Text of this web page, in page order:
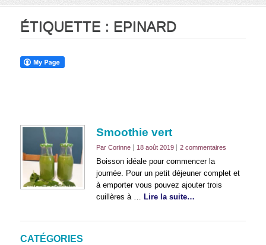
ÉTIQUETTE : EPINARD
Smoothie vert
Par Corinne 18 août 2019 2 commentaires
Boisson idéale pour commencer la
journée. Pour un petit déjeuner complet et
à emporter vous pouvez ajouter trois
cuillères à … Lire la suite…
CATÉGORIES